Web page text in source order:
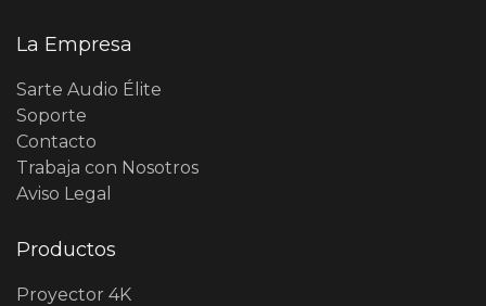
La Empresa
Sarte Audio Élite
Soporte
Contacto
Trabaja con Nosotros
Aviso Legal
Productos
Proyector 4K